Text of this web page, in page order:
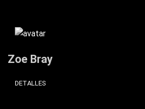
Zoe Bray
DETALLES